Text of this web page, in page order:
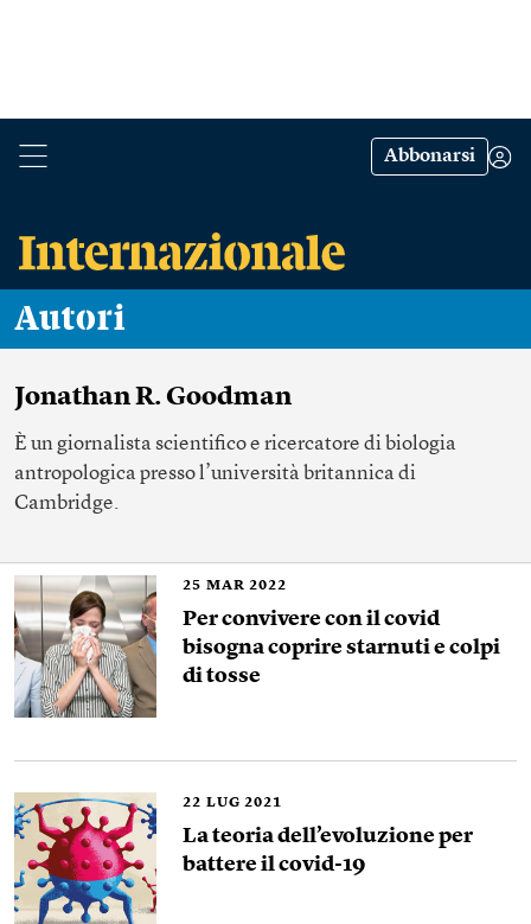
Abbonarsi
Autori
Jonathan R. Goodman
È un giornalista scientifico e ricercatore di biologia
antropologica presso l’università britannica di
Cambridge.
25 MAR 2022
Per convivere con il covid
bisogna coprire starnuti e colpi
di tosse
22 LUG 2021
La teoria dell’evoluzione per
battere il covid-19